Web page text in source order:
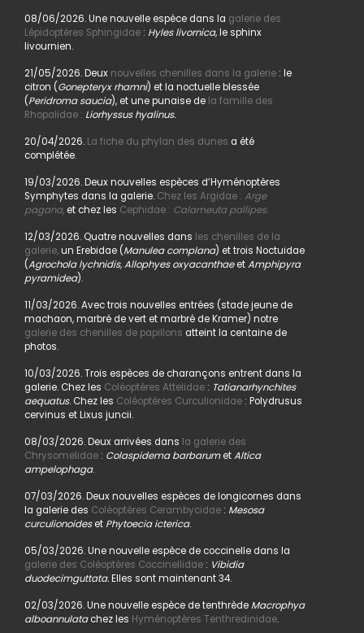
08/06/2026. Une nouvelle espèce dans la galerie des
Lépidoptères Sphingidae: Hyles livornica,le sphinx
livournien.
21/05/2026. Deux nouvelles chenilles dans la galerie : le
citron (Gonepteryx rhamni) et la noctuelle blessée
(Peridroma saucia), et une punaise dela famille des
Rhopalidae : Liorhyssus hyalinus.
20/04/2026. La fiche du phylan des dunes a été
complétée.
19/03/2026. Deux nouvelles espèces d’Hyménoptères
Symphytes dans la galerie. Chez les Argidae : Arge
pagana,et chez les Cephidae : Calameuta pallipes.
12/03/2026. Quatre nouvelles dans les chenilles de la
galerie,un Erebidae (Manulea complana) et trois Noctuidae
(Agrochola lychnidis, Allophyes oxyacanthaeetAmphipyra
pyramidea).
11/03/2026. Avec trois nouvelles entrées (stade jeune de
machaon, marbré de vert et marbré de Kramer) notre
galerie des chenilles de papillons atteint la centaine de
photos.
10/03/2026. Trois espèces de charançons entrent dans la
galerie. Chez les Coléoptères Attelidae: Tatianarhynchites
aequatus. Chez les Coléoptères Curculionidae: Polydrusus
cervinus et Lixus juncii.
08/03/2026. Deux arrivées dans la galerie des
Chrysomelidae: Colaspidema barbarumetAltica
ampelophaga.
07/03/2026. Deux nouvelles espèces de longicornes dans
la galerie des Coléoptères Cerambycidae: Mesosa
curculionoideset Phytoecia icterica.
05/03/2026. Une nouvelle espèce de coccinelle dans la
galerie des Coléoptères Coccinellidae: Vibidia
duodecimguttata.Elles sont maintenant 34.
02/03/2026. Une nouvelle espèce de tenthrède Macrophya
alboannulatachez les Hyménoptères Tenthredinidae.